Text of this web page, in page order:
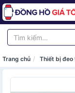
Trang chủ Thiết bị đeo